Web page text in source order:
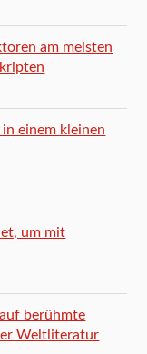
am meisten
einem kleinen
um mit
berühmte
Weltliteratur